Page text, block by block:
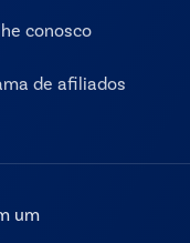
conosco
de afiliados
um